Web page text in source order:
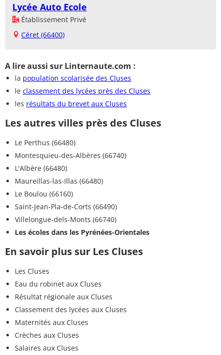
Lycée Auto Ecole
Établissement Privé
Céret (66400)
A lire aussi sur Linternaute.com :
la population scolarisée des Cluses
le classement des lycées près des Cluses
les résultats du brevet aux Cluses
Les autres villes près des Cluses
Le Perthus (66480)
Montesquieu-des-Albères (66740)
L'Albère (66480)
Maureillas-las-Illas (66480)
Le Boulou (66160)
Saint-Jean-Pla-de-Corts (66490)
Villelongue-dels-Monts (66740)
Les écoles dans les Pyrénées-Orientales
En savoir plus sur Les Cluses
Les Cluses
Eau du robinet aux Cluses
Résultat régionale aux Cluses
Classement des lycées aux Cluses
Maternités aux Cluses
Crèches aux Cluses
Salaires aux Cluses